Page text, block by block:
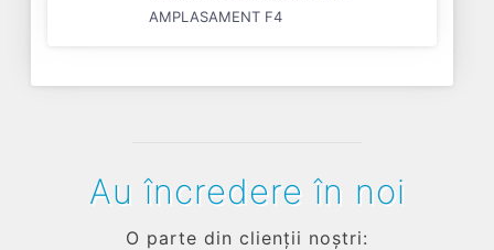
AMPLASAMENT F4
Au încredere în noi
O parte din clienții noștri: